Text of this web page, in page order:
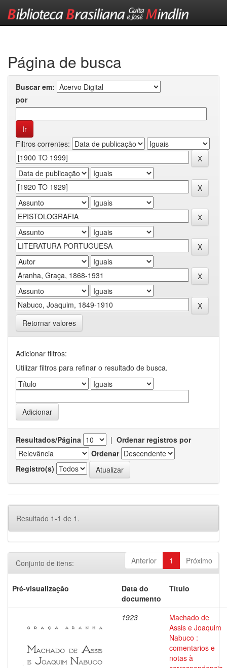
Página de busca
Buscar em:
por
Filtros correntes:
Retornar valores
Adicionar filtros:
Utilizar filtros para refinar o resultado de busca.
Resultados/Página | Ordenar registros por
Ordenar
Registro(s)
Resultado 1-1 de 1.
Anterior 1 Próximo
Conjunto de itens:
Pré-visualização
Data do
documento
Título
1923
Machado de
Assis e Joaquim
Nabuco :
comentarios e
notas à